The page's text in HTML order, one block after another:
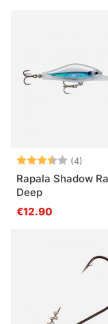
Arvio: (4)
3.3
Rapala Shadow
Deep
€12.90